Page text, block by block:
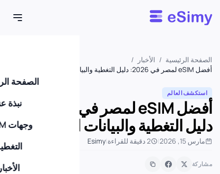
Esimy
الصفحة
نبذة
وجهات eSIM
الصفحة الرئيسية / الأخبار
/
أفضل eSIM لمصر في 2026: دليل التغطية والبيانات الشامل
استكشف العالم
دليل التغطية والبيانات الشامل
مارس 15, 2026 | 2 دقيقة للقراءة |
Esimy
مشاركة